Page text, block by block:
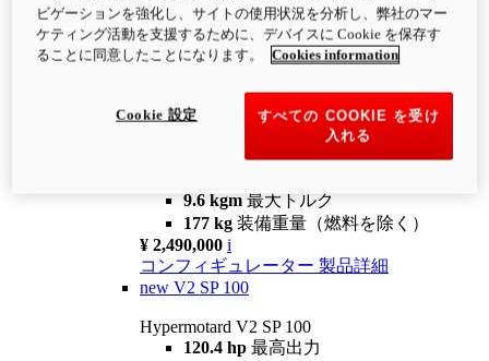
120.4 hp最高出力
9.6 kgm最大トルク
180 kg装備重量（燃料を除く）
コンフィギュレーター 製品詳細
newV2 SP
Hypermotard V2 SP
9.6 kgm 最大トルク
177 kg 装備重量（燃料を除く）
¥ 2,490,000 i
コンフィギュレーター 製品詳細
new V2 SP 100
Hypermotard V2 SP 100
120.4 hp 最高出力
ビゲーションを強化し、サイトの使用状況を分析し、弊社のマー
ケティング活動を支援するために、デバイスに Cookie を保存す
ることに同意したことになります。
Cookies information
すべての COOKIE を受け
入れる
Cookie 設定